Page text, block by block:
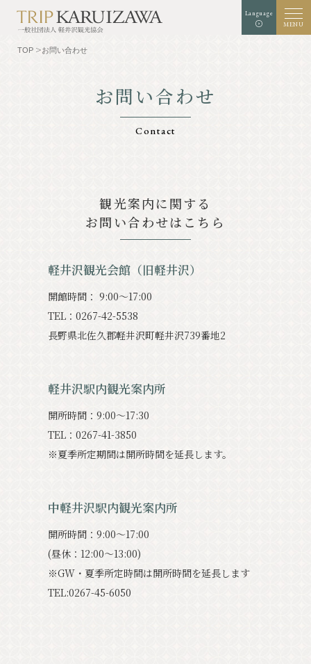
Language
MENU
黒 青
文字
サイズ
軽井沢を知る
リゾート
クラシック
グルメ
体験・アート
お知らせ アクセス
観光案内所
観光協会について
会議室利⽤希望お申し込み
バナー広告案内
お問い合わせ
プライバシーポリシー
TOP お問い合わせ
お問い合わせ
Contact
観光案内に関する
お問い合わせはこちら
軽井沢観光会館（旧軽井沢）
開館時間： 9:00〜17:00
TEL：0267-42-5538
⻑野県北佐久郡軽井沢町軽井沢739番地2
軽井沢駅内観光案内所
開所時間：9:00〜17:30
TEL：0267-41-3850
※夏季所定期間は開所時間を延⻑します。
中軽井沢駅内観光案内所
開所時間：9:00～17:00
(昼休：12:00～13:00)
※GW・夏季所定時間は開所時間を延長します
TEL:0267-45-6050